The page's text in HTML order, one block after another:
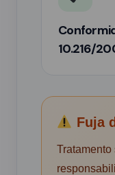
10.216/
Fuja
Tratamento